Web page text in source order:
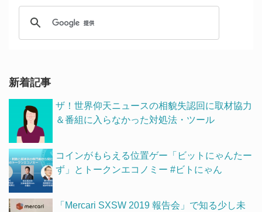
新着記事
ザ！世界仰天ニュースの相貌失認回に取材協力
＆番組に入らなかった対処法・ツール
コインがもらえる位置ゲー「ビットにゃんたー
ず」とトークンエコノミー #ビトにゃん
「Mercari SXSW 2019 報告会」で知る少し未